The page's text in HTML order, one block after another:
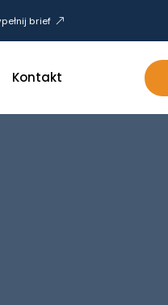
brief
Kontakt